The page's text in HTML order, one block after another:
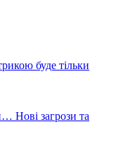
буде тільки
Нові загрози та